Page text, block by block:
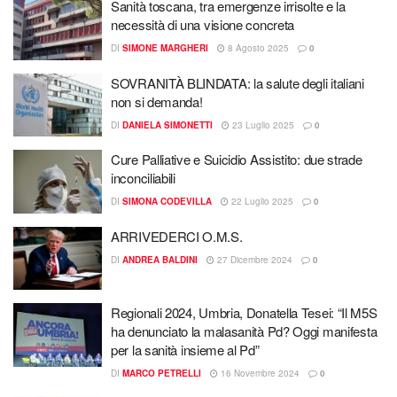
Sanità toscana, tra emergenze irrisolte e la
necessità di una visione concreta
DI SIMONE MARGHERI 8 Agosto 2025 0
SOVRANITÀ BLINDATA: la salute degli italiani
non si demanda!
DI DANIELA SIMONETTI 23 Luglio 2025 0
Cure Palliative e Suicidio Assistito: due strade
inconciliabili
DI SIMONA CODEVILLA 22 Luglio 2025 0
ARRIVEDERCI O.M.S.
DI ANDREA BALDINI 27 Dicembre 2024 0
Regionali 2024, Umbria, Donatella Tesei: “Il M5S
ha denunciato la malasanità Pd? Oggi manifesta
per la sanità insieme al Pd”
DI MARCO PETRELLI 16 Novembre 2024 0